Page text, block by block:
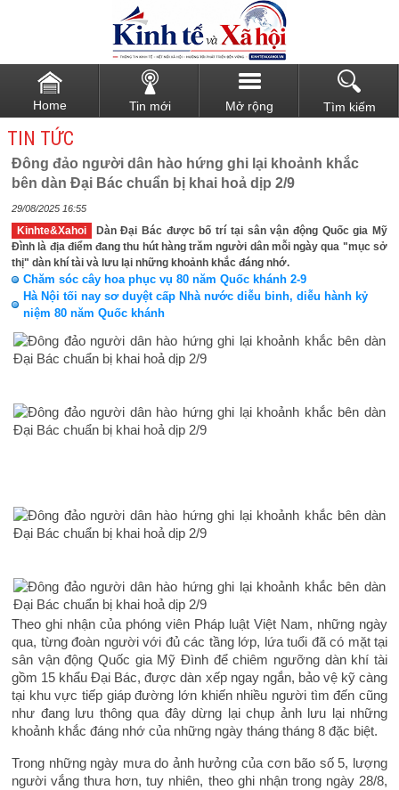
Home Tin mới Mở rộng Tìm kiếm
TIN TỨC
Đông đảo người dân hào hứng ghi lại khoảnh khắc
bên dàn Đại Bác chuẩn bị khai hoả dịp 2/9
29/08/2025 16:55
Kinhte&Xahoi
Dàn Đại Bác được bố trí tại sân vận động Quốc gia Mỹ
Đình là địa điểm đang thu hút hàng trăm người dân mỗi ngày qua "mục sở
thị" dàn khí tài và lưu lại những khoảnh khắc đáng nhớ.
Chăm sóc cây hoa phục vụ 80 năm Quốc khánh 2-9
Hà Nội tối nay sơ duyệt cấp Nhà nước diễu binh, diễu hành kỷ
niệm 80 năm Quốc khánh
Theo ghi nhận của phóng viên Pháp luật Việt Nam, những ngày
qua, từng đoàn người với đủ các tầng lớp, lứa tuổi đã có mặt tại
sân vận động Quốc gia Mỹ Đình để chiêm ngưỡng dàn khí tài
gồm 15 khẩu Đại Bác, được dàn xếp ngay ngắn, bảo vệ kỹ càng
tại khu vực tiếp giáp đường lớn khiến nhiều người tìm đến cũng
như đang lưu thông qua đây dừng lại chụp ảnh lưu lại những
khoảnh khắc đáng nhớ của những ngày tháng tháng 8 đặc biệt.
Trong những ngày mưa do ảnh hưởng của cơn bão số 5, lượng
người vắng thưa hơn, tuy nhiên, theo ghi nhận trong ngày 28/8,